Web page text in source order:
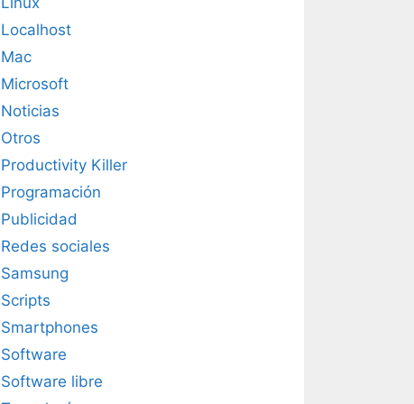
Localhost
Mac
Microsoft
Noticias
Otros
Productivity Killer
Programación
Publicidad
Redes sociales
Samsung
Scripts
Smartphones
Software
Software libre